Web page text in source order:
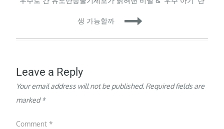
navigation
생 가능할까
Leave a Reply
Your email address will not be published. Required fields are
marked*
Comment*